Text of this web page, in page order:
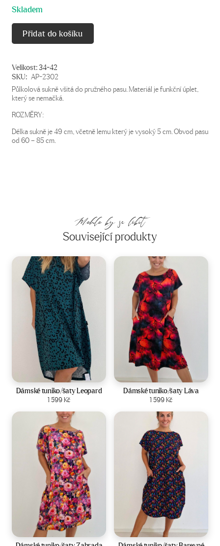
Skladem
Přidat do košíku
Velikost:34-42
SKU: AP-2302
Půlkolová sukně všitá do pružného pasu. Materiál je funkční úplet,
který se nemačká.
ROZMĚRY:
Délka sukně je 49 cm, včetně lemu který je vysoký 5 cm. Obvod pasu
od 60 – 85 cm.
Mohlo by se líbit
Související produkty
Velikost:44-50
Dámské tuniko/šaty Leopard
1 599Kč
Zobrazit produkt
Velikost: 44-50
Dámské tuniko/šaty Láva
1 599Kč
Zobrazit produkt
Velikost:44-50 Velikost:44-50